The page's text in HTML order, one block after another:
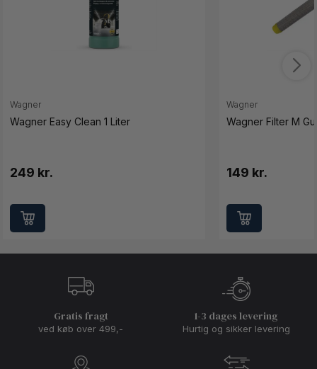
Wagner
Wagner Easy Clean 1 Liter
249 kr.
Wagner
Wagner Filter M
149 kr.
Gratis fragt
ved køb over 499,-
1-3 dages levering
Hurtig og sikker levering